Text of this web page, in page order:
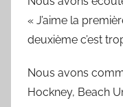
« J’aime la
deuxième c’est
Nous avons
Hockney, Beach